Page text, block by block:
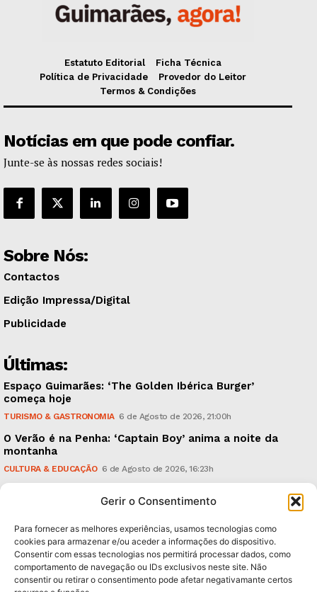
Gerir o Consentimento
Para fornecer as melhores experiências, usamos tecnologias como
cookies para armazenar e/ou aceder a informações do dispositivo.
Consentir com essas tecnologias nos permitirá processar dados, como
comportamento de navegação ou IDs exclusivos neste site. Não
consentir ou retirar o consentimento pode afetar negativamante certos
Estatuto Editorial
Ficha Técnica
Política de Privacidade
Provedor do Leitor
Termos & Condições
Notícias em que pode confiar.
Junte-se às nossas redes sociais!
Sobre Nós:
Contactos
Edição Impressa/Digital
Publicidade
Últimas:
Espaço Guimarães: ‘The Golden Ibérica Burger’
começa hoje
TURISMO & GASTRONOMIA 6 de Agosto de 2026, 21:00h
O Verão é na Penha: ‘Captain Boy’ anima a noite da
montanha
CULTURA & EDUCAÇÃO 6 de Agosto de 2026, 16:23h
em causa”, garante Ricardo Araújo
Subscreva Newsletter: